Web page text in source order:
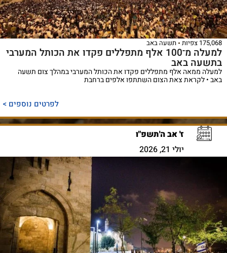
175,068 צפיות תשעה באב
למעלה מ־100 אלף מתפללים פקדו את הכותל המערבי
בתשעה באב
למעלה ממאה אלף מתפללים פקדו את הכותל המערבי במהלך צום תשעה
באב • לקראת צאת הצום השתתפו אלפים ברחבת
לפרטים נוספים >
ז' אב ה'תשפ"ו
יולי 21, 2026